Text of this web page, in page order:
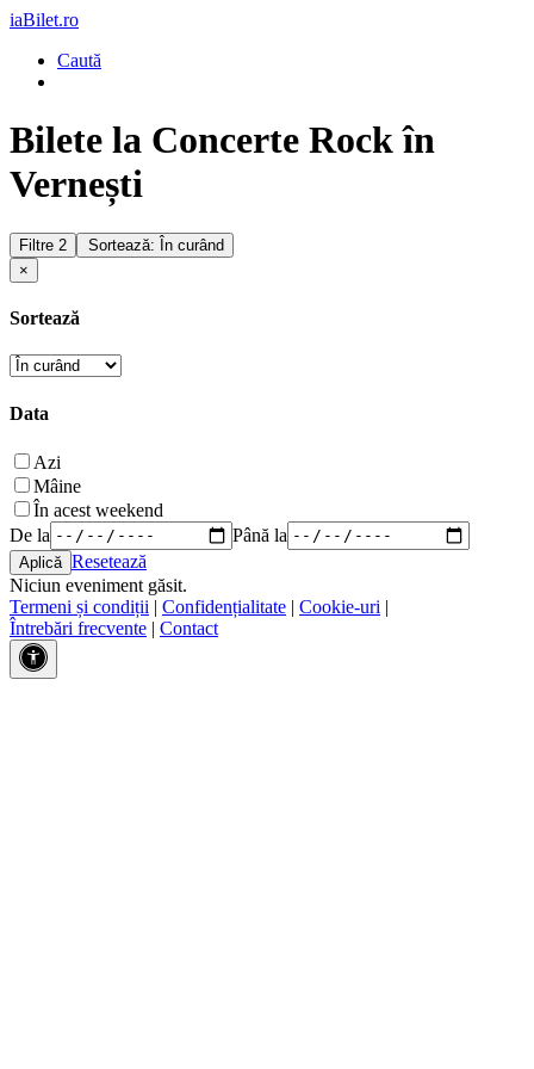
iaBilet.ro
Caută
Bilete la Concerte Rock în
Vernești
Filtre 2
Sortează: În curând
×
Sortează
Data
Azi
Mâine
În acest weekend
De la
Până la
Resetează
Niciun eveniment găsit.
Termeni și condiții | Confidențialitate | Cookie-uri |
Întrebări frecvente | Contact